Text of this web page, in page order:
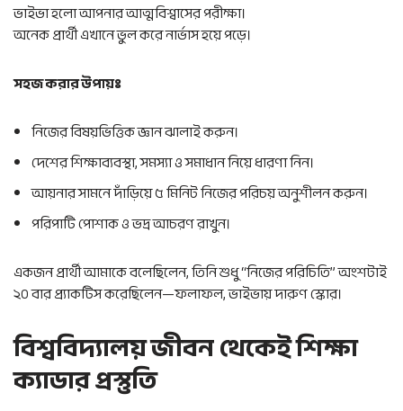
ভাইভা হলো আপনার আত্মবিশ্বাসের পরীক্ষা।
অনেক প্রার্থী এখানে ভুল করে নার্ভাস হয়ে পড়ে।
সহজ করার উপায়ঃ
নিজের বিষয়ভিত্তিক জ্ঞান ঝালাই করুন।
দেশের শিক্ষাব্যবস্থা, সমস্যা ও সমাধান নিয়ে ধারণা নিন।
আয়নার সামনে দাঁড়িয়ে ৫ মিনিট নিজের পরিচয় অনুশীলন করুন।
পরিপাটি পোশাক ও ভদ্র আচরণ রাখুন।
একজন প্রার্থী আমাকে বলেছিলেন, তিনি শুধু “নিজের পরিচিতি” অংশটাই
২০ বার প্র্যাকটিস করেছিলেন—ফলাফল, ভাইভায় দারুণ স্কোর।
বিশ্ববিদ্যালয় জীবন থেকেই শিক্ষা
ক্যাডার প্রস্তুতি